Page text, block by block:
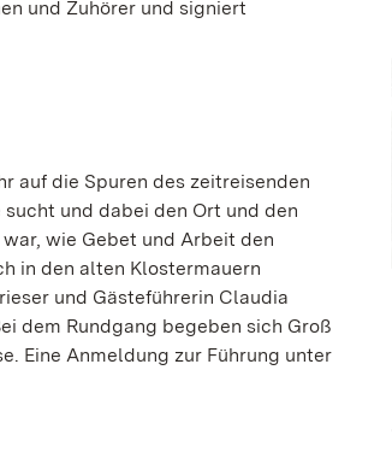
und Zuhörer und signiert
auf die Spuren des zeitreisenden
und dabei den Ort und den
wie Gebet und Arbeit den
in den alten Klostermauern
und Gästeführerin Claudia
dem Rundgang begeben sich Groß
Eine Anmeldung zur Führung unter